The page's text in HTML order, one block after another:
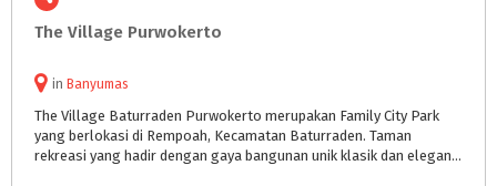
The Village Purwokerto
in Banyumas
The Village Baturraden Purwokerto merupakan Family City Park
yang berlokasi di Rempoah, Kecamatan Baturraden. Taman
rekreasi yang hadir dengan gaya bangunan unik klasik dan elegan ala Eropa.